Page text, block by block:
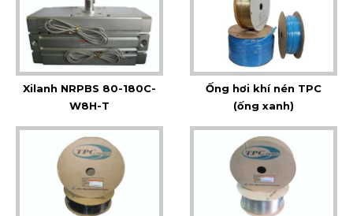
Xilanh NRPBS 80-180C-
W8H-T
Ống hơi khí nén TPC
(ống xanh)